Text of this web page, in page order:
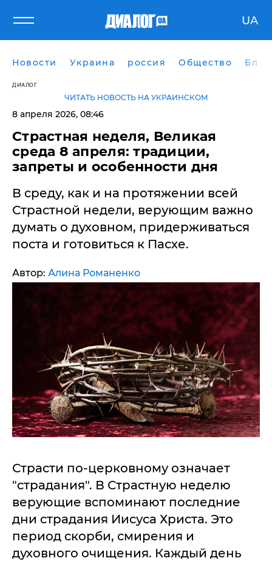
UA
Новости Украина россия Общество
ДИАЛОГ
ЧИТАТЬ НОВОСТЬ НА УКРАИНСКОМ
8 апреля 2026, 08:46
Страстная неделя, Великая
среда 8 апреля: традиции,
запреты и особенности дня
В среду, как и на протяжении всей
Страстной недели, верующим важно
думать о духовном, придерживаться
поста и готовиться к Пасхе.
Автор: Алина Романенко
Страсти по-церковному означает
"страдания". В Страстную неделю
верующие вспоминают последние
дни страдания Иисуса Христа. Это
период скорби, смирения и
духовного очищения. Каждый день